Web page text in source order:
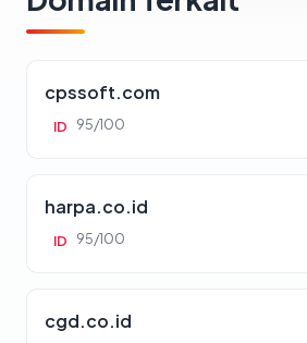
cpssoft.com
ID 95/100
harpa.co.id
ID 95/100
cgd.co.id